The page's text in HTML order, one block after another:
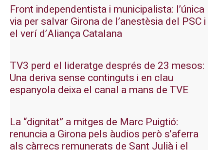
Front independentista i municipalista: l’única
via per salvar Girona de l’anestèsia del PSC i
el verí d’Aliança Catalana
TV3 perd el lideratge després de 23 mesos:
Una deriva sense continguts i en clau
espanyola deixa el canal a mans de TVE
La “dignitat” a mitges de Marc Puigtió:
renuncia a Girona pels àudios però s’aferra
als càrrecs remunerats de Sant Julià i el